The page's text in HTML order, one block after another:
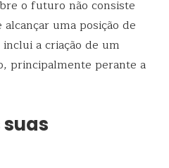
o futuro não consiste
uma posição de
a criação de um
principalmente perante a